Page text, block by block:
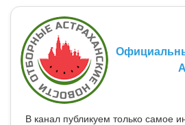
В канал публикуем только самое